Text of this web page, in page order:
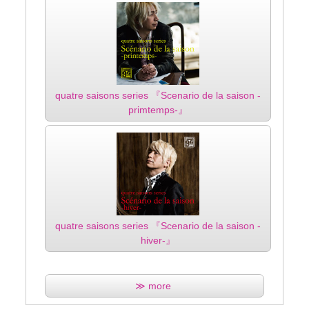
quatre saisons series 『Scenario de la saison -
primtemps-』
quatre saisons series 『Scenario de la saison -
hiver-』
≫ more